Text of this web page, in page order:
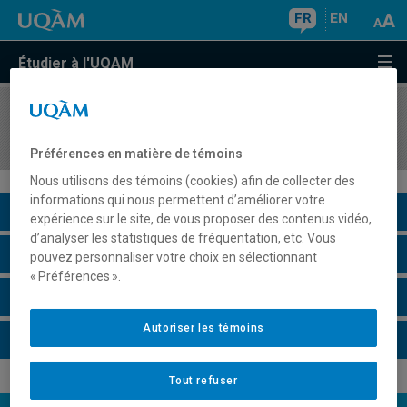
FR EN
Étudier à l'UQAM
COURS//
Description du cours
Horaire - Été 2026
Préférences en matière de témoins
Nous utilisons des témoins (cookies) afin de collecter des
informations qui nous permettent d’améliorer votre
expérience sur le site, de vous proposer des contenus vidéo,
d’analyser les statistiques de fréquentation, etc. Vous
pouvez personnaliser votre choix en sélectionnant
« Préférences ».
Tout refuser
Autoriser les témoins